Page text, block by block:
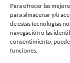
Para ofrecer las
para almacenar y/o
de estas tecnologías
navegación o las
consentimiento,
funciones.
Logali